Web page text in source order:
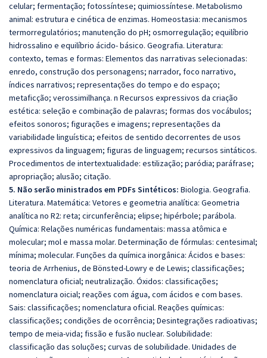
celular; fermentação; fotossíntese; quimiossíntese. Metabolismo
animal: estrutura e cinética de enzimas. Homeostasia: mecanismos
termorregulatórios; manutenção do pH; osmorregulação; equilíbrio
hidrossalino e equilíbrio ácido- básico. Geografia. Literatura:
contexto, temas e formas: Elementos das narrativas selecionadas:
enredo, construção dos personagens; narrador, foco narrativo,
índices narrativos; representações do tempo e do espaço;
metaficção; verossimilhança. n Recursos expressivos da criação
estética: seleção e combinação de palavras; formas dos vocábulos;
efeitos sonoros; figurações e imagens; representações da
variabilidade linguística; efeitos de sentido decorrentes de usos
expressivos da linguagem; figuras de linguagem; recursos sintáticos.
Procedimentos de intertextualidade: estilização; paródia; paráfrase;
apropriação; alusão; citação.
5. Não serão ministrados em PDFs Sintéticos: Biologia. Geografia.
Literatura. Matemática: Vetores e geometria analítica: Geometria
analítica no R2: reta; circunferência; elipse; hipérbole; parábola.
Química: Relações numéricas fundamentais: massa atômica e
molecular; mol e massa molar. Determinação de fórmulas: centesimal;
mínima; molecular. Funções da química inorgânica: Ácidos e bases:
teoria de Arrhenius, de Bönsted-Lowry e de Lewis; classificações;
nomenclatura oficial; neutralização. Óxidos: classificações;
nomenclatura oicial; reações com água, com ácidos e com bases.
Sais: classificações; nomenclatura oficial. Reações químicas:
classificações; condições de ocorrência; Desintegrações radioativas;
tempo de meia-vida; fissão e fusão nuclear. Solubilidade:
classificação das soluções; curvas de solubilidade. Unidades de